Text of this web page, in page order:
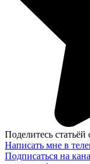
Поделитесь статьёй
Написать мне в
Подписаться на